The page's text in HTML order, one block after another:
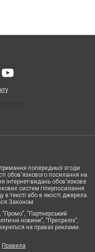
попередньої згоди
обов'язкового посилання на
інтернет-видань обов'язкове
систем гіперпосилання
в тексті або в якості джерела.
Законом.
"Партнерський
новини", "Пресреліз",
на правах реклами.
Правила